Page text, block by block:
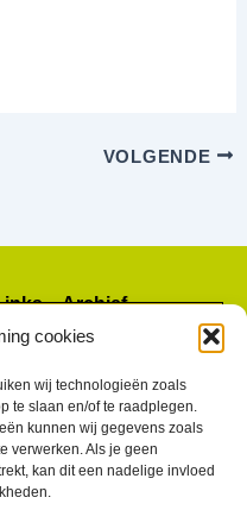
cookies
wij technologieën zoals
te slaan en/of te raadplegen.
kunnen wij gegevens zoals
verwerken. Als je geen
kan dit een nadelige invloed
VOLGENDE
– Archief